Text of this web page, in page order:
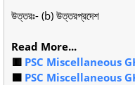
উত্তরঃ- (b) উত্তরপ্রদেশ
Read More...
🟥 PSC Miscellaneous
🟩 PSC Miscellaneous